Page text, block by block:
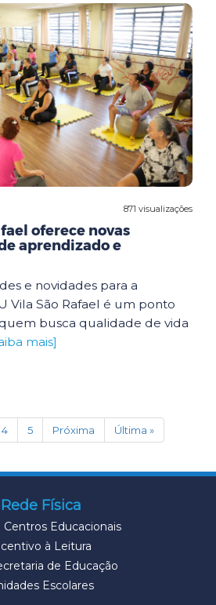
871 visualizações
oferece novas
aprendizado e
e novidades para a
Vila São Rafael é um ponto
busca qualidade de vida
mais]
4 5 Próxima Última »
Rede Física
Centros Educacionais
à Leitura
de Educação
Escolares